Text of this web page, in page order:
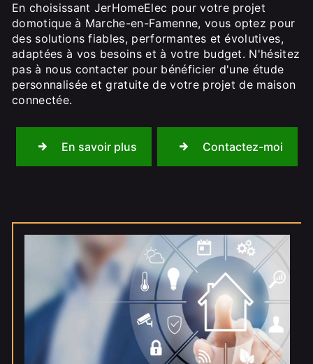
En choisissant JerHomeElec pour votre projet
domotique à Marche-en-Famenne, vous optez pour
des solutions fiables, performantes et évolutives,
adaptées à vos besoins et à votre budget. N'hésitez
pas à nous contacter pour bénéficier d'une étude
personnalisée et gratuite de votre projet de maison
connectée.
En savoir plus Contactez-moi